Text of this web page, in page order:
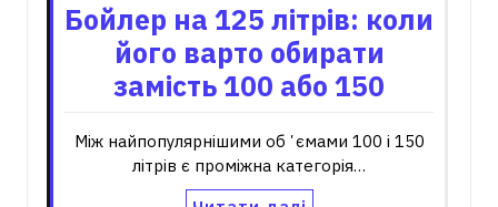
Бойлер на 125 літрів: коли
його варто обирати
замість 100 або 150
Між найпопулярнішими обʼємами 100 і 150
літрів є проміжна категорія…